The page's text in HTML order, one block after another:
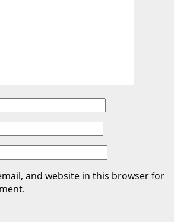
and website in this browser for